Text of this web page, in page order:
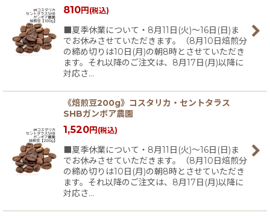
810円(税込)
■夏季休業について・8月11日(火)〜16日(日)ま
でお休みさせていただきます。（8月10日焙煎分
の締め切りは10日(月)の朝8時とさせていただき
ます。それ以降のご注文は、8月17日(月)以降に
対応さ…
《焙煎豆200g》コスタリカ・セントタラス
SHBガンボア農園
1,520円(税込)
■夏季休業について・8月11日(火)〜16日(日)ま
でお休みさせていただきます。（8月10日焙煎分
の締め切りは10日(月)の朝8時とさせていただき
ます。それ以降のご注文は、8月17日(月)以降に
対応さ…